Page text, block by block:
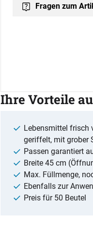
Fragen zum
Ihre Vorteile
Lebensmittel frisch
geriffelt, mit grober
Passen garantiert
Breite 45 cm
Max. Füllmenge,
Ebenfalls zur
Preis für 50 Beutel